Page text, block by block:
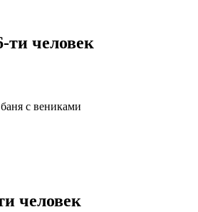
ти человек
с вениками
человек